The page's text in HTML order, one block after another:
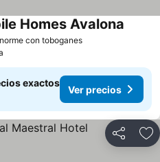
con toboganes
Homes Avalona
exactos
Ver precios
Compartir